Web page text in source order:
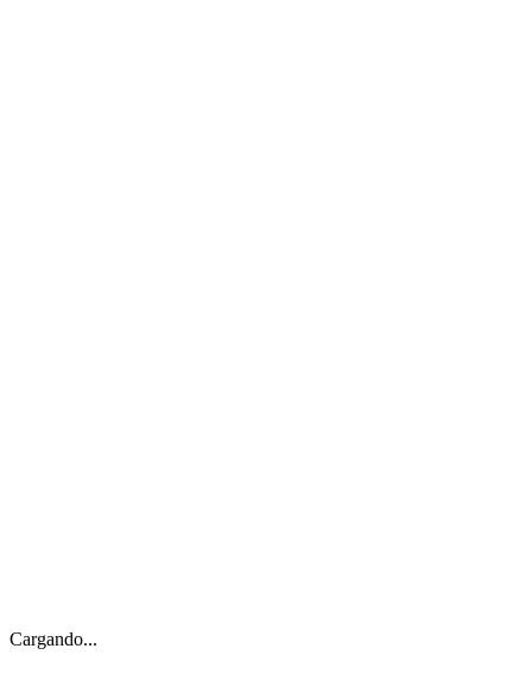
Cargando...